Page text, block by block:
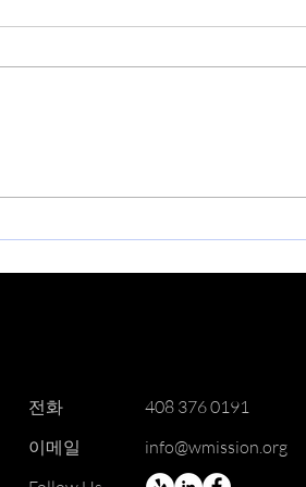
​전화
408 376 0191
이메일
info@wmission.org